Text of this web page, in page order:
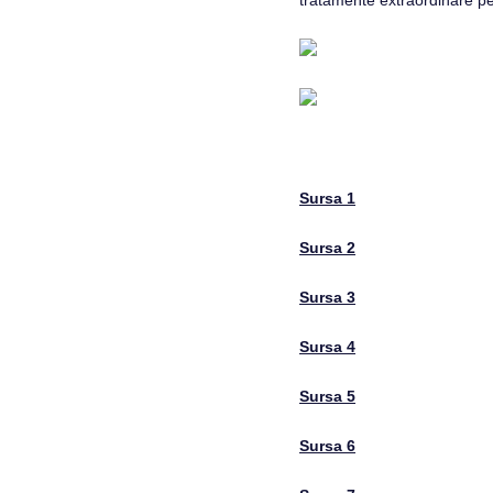
Sursa 1
Sursa 2
Sursa 3
Sursa 4
Sursa 5
Sursa 6